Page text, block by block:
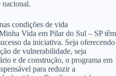
nacional.
condições de vida
Vida em Pilar do Sul – SP têm
da iniciativa. Seja oferecendo
de vulnerabilidade, seja
e de construção, o programa em
para reduzir a